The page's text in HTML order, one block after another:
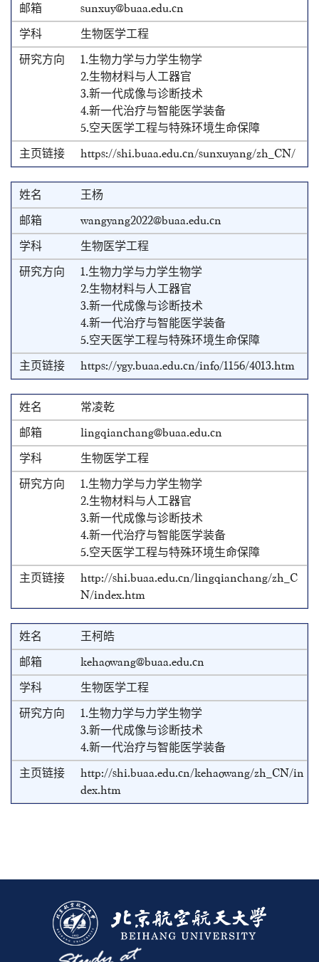
sunxuy@buaa.edu.cn
生物医学工程
1.生物力学与力学生物学
2.生物材料与人工器官
3.新一代成像与诊断技术
4.新一代治疗与智能医学装备
5.空天医学工程与特殊环境生命保障
https://shi.buaa.edu.cn/sunxuyang/zh_CN/
王杨
wangyang2022@buaa.edu.cn
生物医学工程
1.生物力学与力学生物学
2.生物材料与人工器官
3.新一代成像与诊断技术
4.新一代治疗与智能医学装备
5.空天医学工程与特殊环境生命保障
https://ygy.buaa.edu.cn/info/1156/4013.htm
常凌乾
lingqianchang@buaa.edu.cn
生物医学工程
1.生物力学与力学生物学
2.生物材料与人工器官
3.新一代成像与诊断技术
4.新一代治疗与智能医学装备
5.空天医学工程与特殊环境生命保障
http://shi.buaa.edu.cn/lingqianchang/zh_C
N/index.htm
王柯皓
kehaowang@buaa.edu.cn
生物医学工程
1.生物力学与力学生物学
3.新一代成像与诊断技术
4.新一代治疗与智能医学装备
http://shi.buaa.edu.cn/kehaowang/zh_CN/in
dex.htm